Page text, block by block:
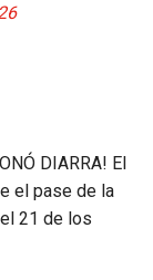
DIARRA! El
el pase de la
21 de los